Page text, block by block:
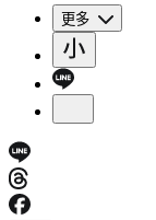
更多